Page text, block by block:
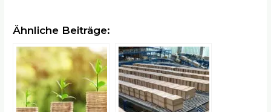
Ähnliche Beiträge: